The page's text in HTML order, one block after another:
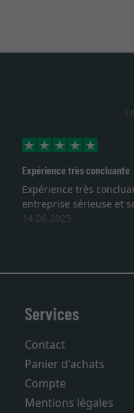
Expérience très concluante
Expérience très
entreprise sérieuse et
14.06.2025
Services
Contact
Panier d'achats
Compte
Mentions légales